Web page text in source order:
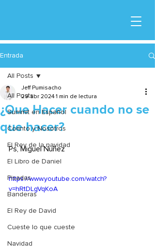
Entrada
All Posts
Summit en Español
Corinto y Nosotros
El Rey de la navidad
El Libro de Daniel
Pisadas
Banderas
El Rey de David
Cueste lo que cueste
Navidad
All Posts
¿Que Hacer cuando no se
que hacer?
Jeff Pumisacho
29 abr 2024 1 min de lectura
Ps, Miguel Nuñez
https://www.youtube.com/watch?
v=hRtDLgVqKoA